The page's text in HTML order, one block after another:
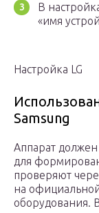
В
«имя
Настройка LG
Samsung
Аппарат
для
проверяют
на
оборудования.